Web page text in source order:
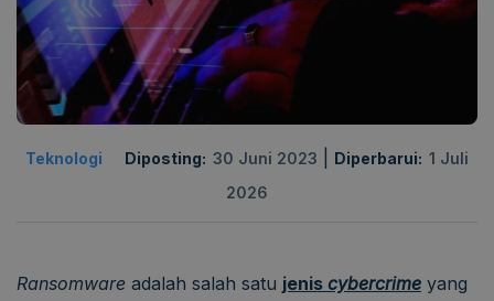
Teknologi Diposting: 30 Juni 2023 Diperbarui: 1 Juli
2026
Ransomware adalah salah satu jenis cybercrime yang